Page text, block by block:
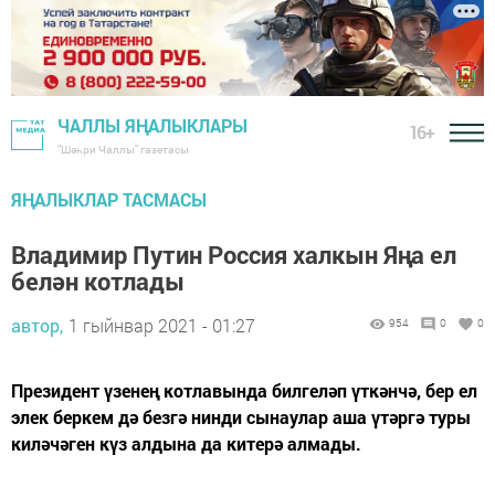
ЧАЛЛЫ ЯҢАЛЫКЛАРЫ
"Шәһри Чаллы" газетасы
16+
ЯҢАЛЫКЛАР ТАСМАСЫ
Владимир Путин Россия халкын Яңа ел
белән котлады
автор, 1 гыйнвар 2021 - 01:27 954 0 0
Президент үзенең котлавында билгеләп үткәнчә, бер ел
элек беркем дә безгә нинди сынаулар аша үтәргә туры
киләчәген күз алдына да китерә алмады.